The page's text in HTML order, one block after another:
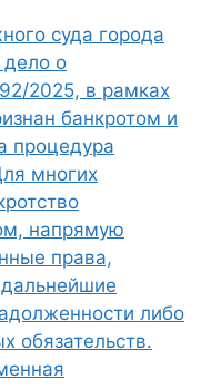
суда города
дело о
2025, в рамках
банкротом и
процедура
многих
напрямую
права,
либо
обязательств.